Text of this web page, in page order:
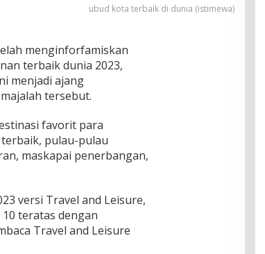
ubud kota terbaik di dunia (istimewa)
menginforfamiskan
terbaik dunia 2023,
menjadi ajang
tersebut.
favorit para
pulau-pulau
maskapai penerbangan,
versi Travel and Leisure,
teratas dengan
Travel and Leisure